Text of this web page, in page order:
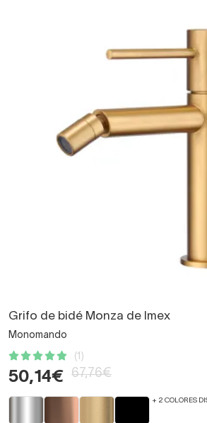
Grifo de bidé Monza de Imex
Monomando
(1)
50,14€ 67,76€
+ 2 COLORES